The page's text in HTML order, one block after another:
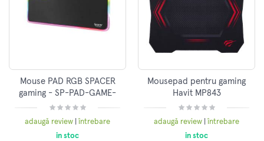
Mouse PAD RGB SPACER
gaming - SP-PAD-GAME-
RGB-B
adaugă review |întrebare
in stoc
Mousepad pentru gaming
Havit MP843
adaugă review |întrebare
in stoc